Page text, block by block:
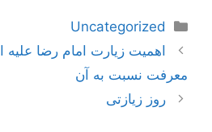
دسته‌ها
Uncategorized
ناوبری
نوشته‌ها
اهمیت زیارت امام رضا علیه
معرفت نسبت به آن
روز زیازتی